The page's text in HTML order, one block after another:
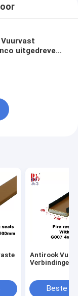
uitgedreven
Antirook
Verbindingen
Beste